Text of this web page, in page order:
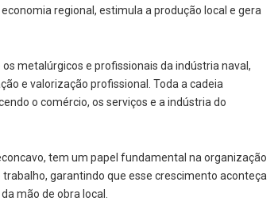
regional, estimula a produção local e gera
metalúrgicos e profissionais da indústria naval,
e valorização profissional. Toda a cadeia
o comércio, os serviços e a indústria do
tem um papel fundamental na organização
garantindo que esse crescimento aconteça
mão de obra local.